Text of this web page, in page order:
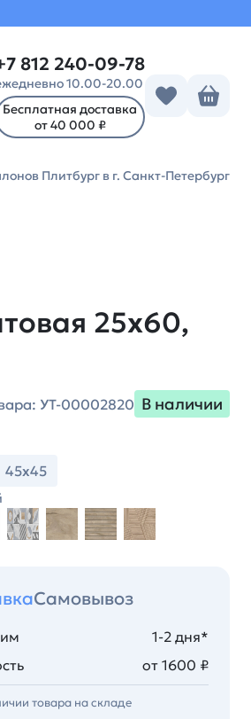
812 240-09-78
10.00-20.00
Бесплатная доставка
от 40 000 ₽
Плитбург в г. Санкт-Петербург
25х60,
УТ-00002820 В наличии
45х45
Самовывоз
1-2 дня*
от 1600 ₽
товара на складе